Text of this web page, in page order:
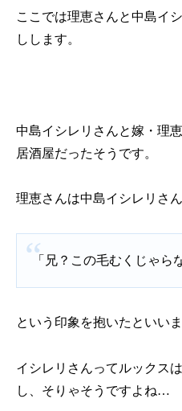
ここでは理恵さんと中島イ
しします。
中島イシレリさんと嫁・理
居酒屋だったそうです。
理恵さんは中島イシレリさ
「兄？この毛むくじゃら
という印象を抱いたといいま
イシレリさんってルックス
し、そりゃそうですよね…